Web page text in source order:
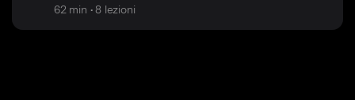
62 min • 8 lezioni